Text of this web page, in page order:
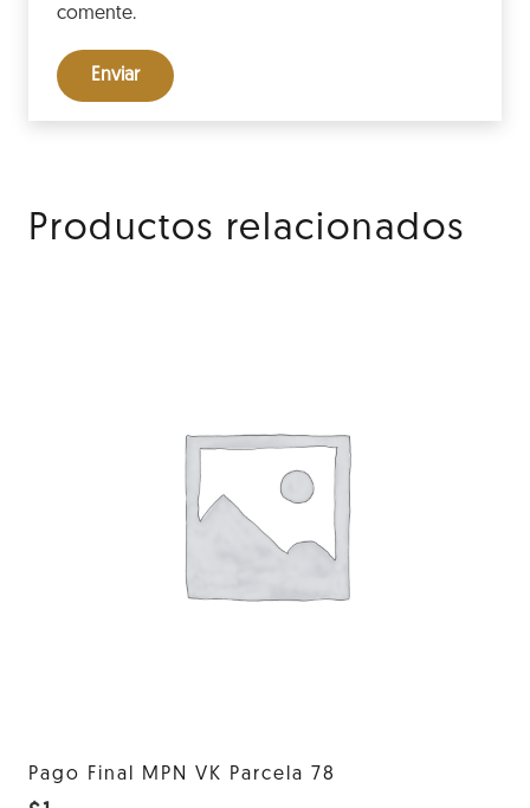
comente.
Productos relacionados
Pago Final MPN VK Parcela 78